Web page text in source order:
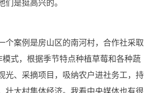
们是挺高兴的。
个案例是房山区的南河村，合作社采取
模式，根据季节特点种植草莓和各种蔬
光、采摘项目，吸纳农户进社务工，持
壮大村集体经济。我看中央媒体也有很